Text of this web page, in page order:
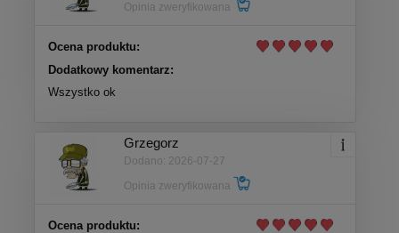
Opinia zweryfikowana
Ocena produktu:
Dodatkowy komentarz:
Wszystko ok
Grzegorz
Dodano: 2026-07-27
Opinia zweryfikowana
Ocena produktu: